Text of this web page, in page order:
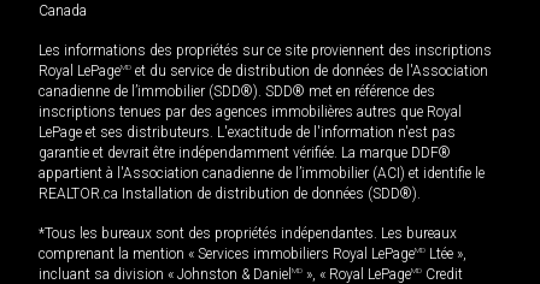
Canada
Les informations des propriétés sur ce site proviennent des inscriptions
Royal LePageMD et du service de distribution de données de l'Association
canadienne de l’immobilier (SDD®). SDD® met en référence des
inscriptions tenues par des agences immobilières autres que Royal
LePage et ses distributeurs. L'exactitude de l'information n'est pas
garantie et devrait être indépendamment vérifiée. La marque DDF®
appartient à l'Association canadienne de l’immobilier (ACI) et identifie le
REALTOR.ca Installation de distribution de données (SDD®).
*Tous les bureaux sont des propriétés indépendantes. Les bureaux
comprenant la mention « Services immobiliers Royal LePageMD Ltée »,
incluant sa division « Johnston & Daniel MD », « Royal LePageMD Credit